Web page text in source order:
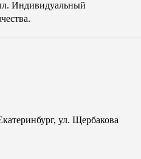
Индивидуальный
ул. Щербакова